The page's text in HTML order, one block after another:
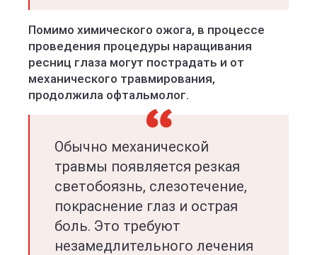
Помимо химического ожога, в процессе
проведения процедуры наращивания
ресниц глаза могут пострадать и от
механического травмирования,
продолжила офтальмолог.
Обычно механической
травмы появляется резкая
светобоязнь, слезотечение,
покраснение глаз и острая
боль. Это требуют
незамедлительного лечения